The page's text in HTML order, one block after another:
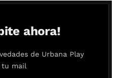
ahora!
de Urbana Play
tu mail